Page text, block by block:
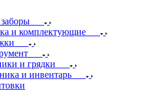
и комплектующие
и грядки
и инвентарь